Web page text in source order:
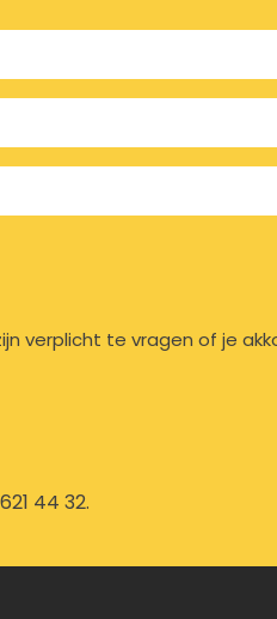
verplicht te vragen of je
44 32.